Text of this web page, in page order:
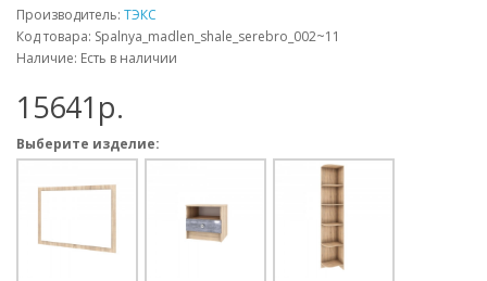
Производитель: ТЭКС
Код товара: Spalnya_madlen_shale_serebro_002~11
Наличие: Есть в наличии
15641p.
Выберите изделие: